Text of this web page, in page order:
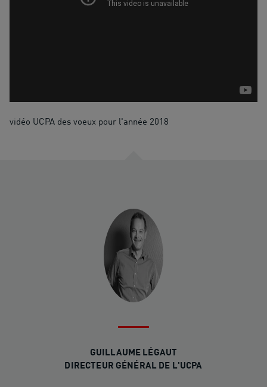
vidéo UCPA des voeux pour l'année 2018
GUILLAUME LÉGAUT
DIRECTEUR GÉNÉRAL DE L'UCPA